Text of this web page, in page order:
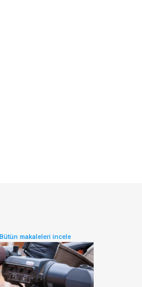
Bütün makaleleri incele